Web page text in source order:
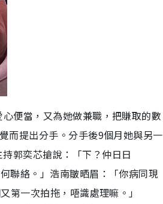
便當，又為她做兼職，把賺取的數
而提出分手。分手後9個月她與另一
郭奕芯搶說：「下？仲日日
聯絡。」浩南皺晒眉：「你病同現
一次拍拖，唔識處理嘛。」